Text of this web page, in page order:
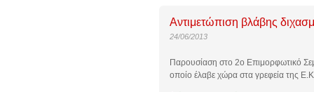
Αντιμετώπιση βλάβης
24/06/2013
Παρουσίαση στο 2ο Επιμορφωτικό
οποίο έλαβε χώρα στα γρεφεία της